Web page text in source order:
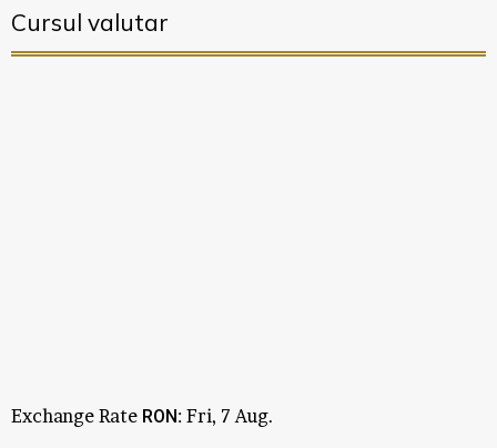
Cursul valutar
Exchange Rate RON: Fri, 7 Aug.